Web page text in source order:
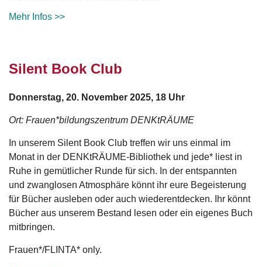
Mehr Infos >>
Silent Book Club
Donnerstag, 20. November 2025, 18 Uhr
Ort: Frauen*bildungszentrum DENKtRÄUME
In unserem Silent Book Club treffen wir uns einmal im
Monat in der DENKtRÄUME-Bibliothek und jede* liest in
Ruhe in gemütlicher Runde für sich. In der entspannten
und zwanglosen Atmosphäre könnt ihr eure Begeisterung
für Bücher ausleben oder auch wiederentdecken. Ihr könnt
Bücher aus unserem Bestand lesen oder ein eigenes Buch
mitbringen.
Frauen*/FLINTA* only.